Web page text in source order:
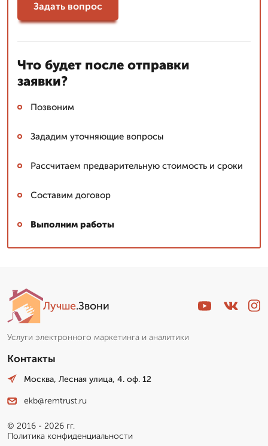
Задать вопрос
Что будет после отправки
заявки?
Позвоним
Зададим уточняющие вопросы
Рассчитаем предварительную стоимость и сроки
Составим договор
Выполним работы
Лучше.Звони
Услуги электронного маркетинга и аналитики
Контакты
Москва, Лесная улица, 4. оф. 12
ekb@remtrust.ru
© 2016 - 2026 гг.
Политика конфиденциальности